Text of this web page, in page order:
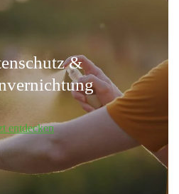
&
entdecken